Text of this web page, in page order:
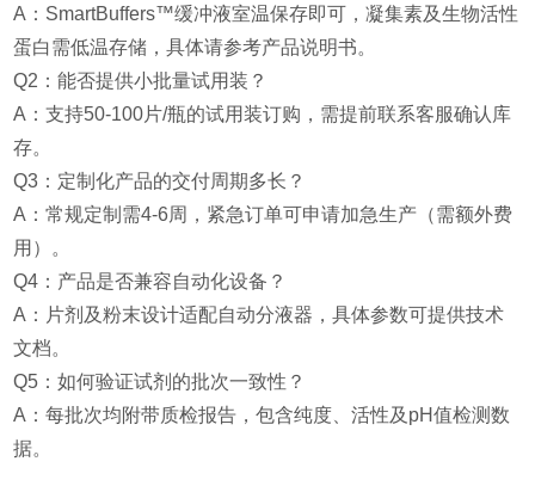
A：SmartBuffers™缓冲液室温保存即可，凝集素及生物活性
蛋白需低温存储，具体请参考产品说明书。
Q2：能否提供小批量试用装？
A：支持50-100片/瓶的试用装订购，需提前联系客服确认库
存。
Q3：定制化产品的交付周期多长？
A：常规定制需4-6周，紧急订单可申请加急生产（需额外费
用）。
Q4：产品是否兼容自动化设备？
A：片剂及粉末设计适配自动分液器，具体参数可提供技术
文档。
Q5：如何验证试剂的批次一致性？
A：每批次均附带质检报告，包含纯度、活性及pH值检测数
据。